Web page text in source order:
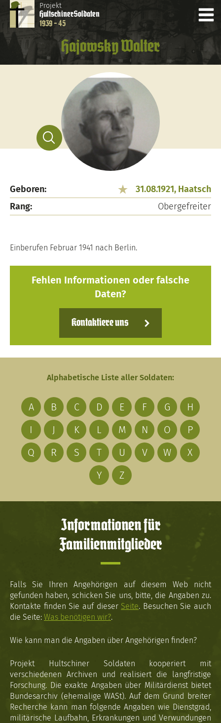
Projekt
HultschinerSoldaten
1939 - 45
Hajowsky Walter
Geboren:
31.08.1921, Haatsch
Rang:
Obergefreiter
Einberufen Februar 1941 nach Berlin.
Fehlen Informationen oder falsche
Daten?
Kontaktiere uns
Alphabetische Liste aller Soldaten:
A B C D E F G
H
I
J K L M N O
P
Q
R S T U V W
X
Y
Z
Informationen für
Familienmitglieder
Falls Sie Ihren Angehörigen auf diesem Web nicht
gefunden haben, schicken Sie uns, bitte, die Angaben zu.
Kontakte finden Sie auf dieser Seite. Besuchen Sie auch
die Seite: Was benötigen wir?.
Wie kann man die Angaben über Angehörigen finden?
Projekt Hultschiner Soldaten kooperiert mit
verschiedenen Archiven und realisiert die langfristige
Forschung. Die exakte Angaben über Militärdienst bietet
Bundesarchiv (ehemalige WASt). Auf dem Grund breiter
Recherche kann man folgende Angaben wie Dienstgrad,
militärische Laufbahn, Erkrankungen und Verwundungen